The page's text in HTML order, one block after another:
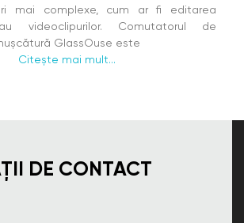
mai complexe, cum ar fi editarea
videoclipurilor. Comutatorul de
GlassOuse este
Citește mai mult...
DE CONTACT